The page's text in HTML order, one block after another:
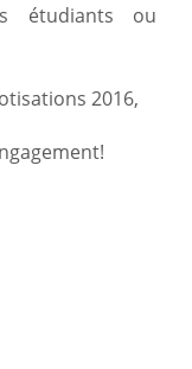
étudiants ou
2016,